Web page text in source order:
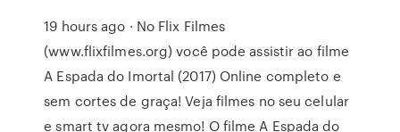
19 hours ago · No Flix Filmes
(www.flixfilmes.org) você pode assistir ao filme
A Espada do Imortal (2017) Online completo e
sem cortes de graça! Veja filmes no seu celular
e smart tv agora mesmo! O filme A Espada do